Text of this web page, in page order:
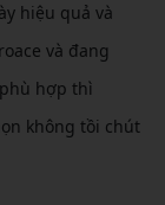
hiệu quả và
và đang
hợp thì
không tồi chút